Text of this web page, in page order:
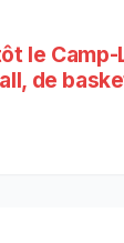
le Camp-
de